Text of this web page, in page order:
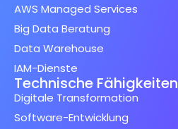
AWS Managed Services
Big Data Beratung
Data Warehouse
IAM-Dienste
Technische Fähigkeiten
Digitale Transformation
Software-Entwicklung